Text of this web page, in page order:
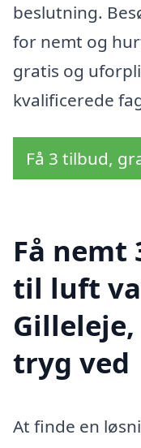
beslutning.
for nemt og
gratis og
kvalificerede
Få 3 tilbud,
Få
til luft
tryg ved
At finde en